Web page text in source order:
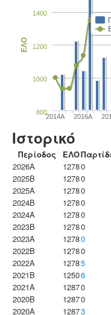
2014A 2016A
1000
1200
1400
800
ΕΛΟ
Ιστορικό
Περίοδος ΕΛΟ
2026A
12780
2025B
12780
2025A
12780
2024B
12780
2024A
12780
2023B
12780
2023Α
12780
2022B
12780
2022A
12785
2021B
12506
2021A
12870
2020B
12870
2020A
12873